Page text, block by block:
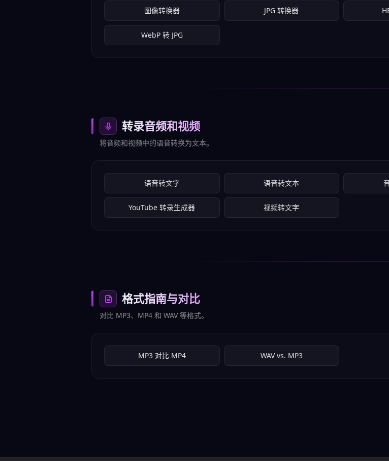
图像转换器 JPG 转换器
WebP 转 JPG
转录音频和视频
将音频和视频中的语音转换为文本。
语音转文字 语音转文本
YouTube 转录生成器 视频转文字
格式指南与对比
对比 MP3、MP4 和 WAV 等格式。
MP3 对比 MP4 WAV vs. MP3